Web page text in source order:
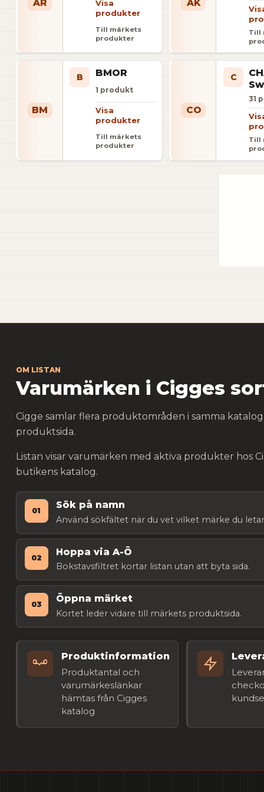
AR
Visa
produkter
Till märkets
produkter
AK
Till
BM
B BMOR
1 produkt
Visa
produkter
Till märkets
produkter
CO
C
31
Till
OM LISTAN
Varumärken i Cigges
Cigge samlar flera produktområden i samma
produktsida.
Listan visar varumärken med aktiva produkter hos
butikens katalog.
01
Sök på namn
Använd sökfältet när du vet vilket märke du
02
Hoppa via A-Ö
Bokstavsfiltret kortar listan utan att byta sida.
03
Öppna märket
Kortet leder vidare till märkets produktsida.
Produktinformation
Produktantal och
varumärkeslänkar
hämtas från Cigges
katalog